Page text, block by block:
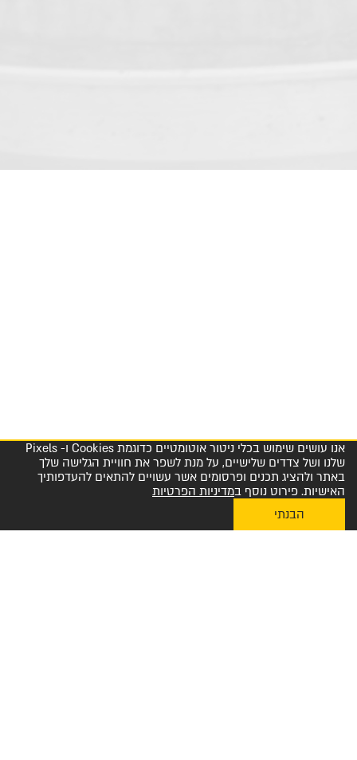
אנו עושים שימוש בכלי ניטור אוטומטיים כדוגמת Cookies ו- Pixels
שלנו ושל צדדים שלישיים, על מנת לשפר את חוויית הגלישה שלך
באתר ולהציג תכנים ופרסומים אשר עשויים להתאים להעדפותיך
האישיות. פירוט נוסף במדיניות הפרטיות
הבנתי